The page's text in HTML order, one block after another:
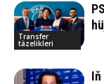
Transfer
täzelikleri